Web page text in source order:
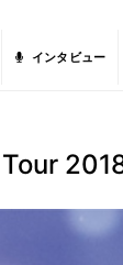
インタビュー